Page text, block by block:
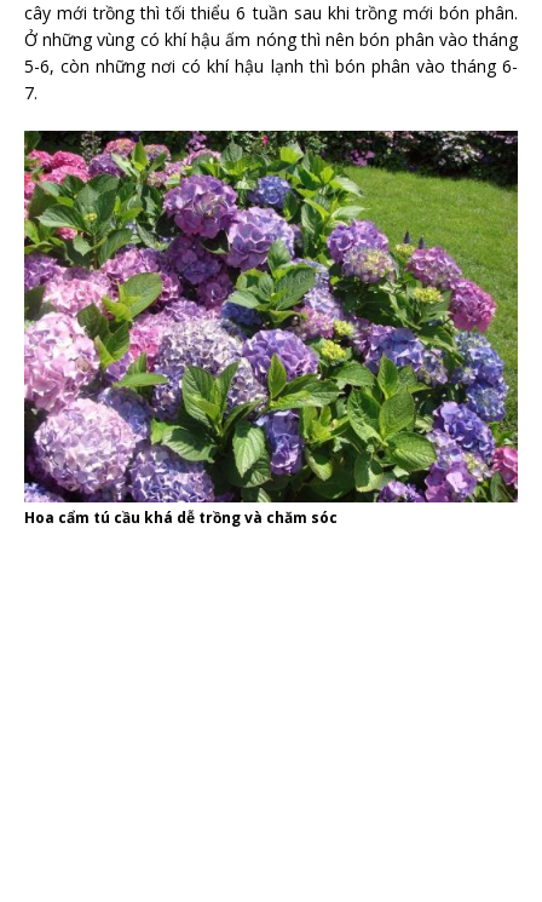
cây mới trồng thì tối thiểu 6 tuần sau khi trồng mới bón phân.
Ở những vùng có khí hậu ấm nóng thì nên bón phân vào tháng
5-6, còn những nơi có khí hậu lạnh thì bón phân vào tháng 6-
7.
Hoa cẩm tú cầu khá dễ trồng và chăm sóc